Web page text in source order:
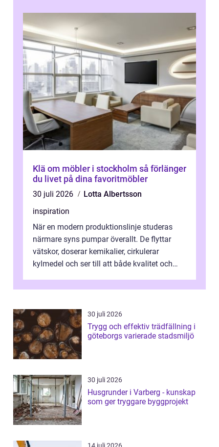
Klä om möbler i stockholm så förlänger
du livet på dina favoritmöbler
30 juli 2026
Lotta Albertsson
inspiration
När en modern produktionslinje studeras
närmare syns pumpar överallt. De flyttar
vätskor, doserar kemikalier, cirkulerar
kylmedel och ser till att både kvalitet och
30 juli 2026
Trygg och effektiv trädfällning i
göteborgs varierade stadsmiljö
30 juli 2026
Husgrunder i Varberg - kunskap
som ger tryggare byggprojekt